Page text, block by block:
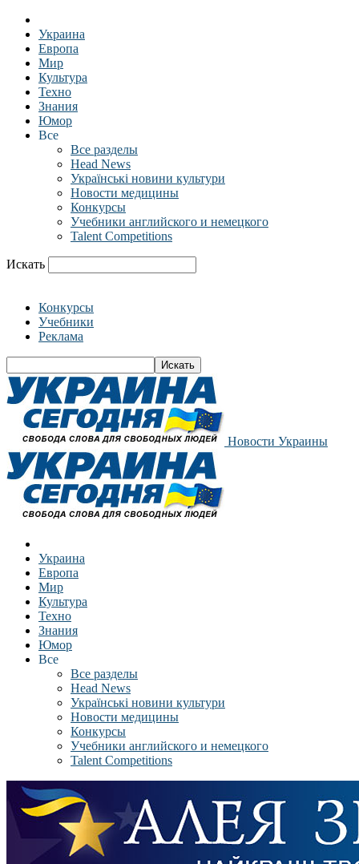
Украина
Европа
Мир
Культура
Техно
Знания
Юмор
Все
Все разделы
Head News
Українські новини культури
Новости медицины
Конкурсы
Учебники английского и немецкого
Talent Competitions
Искать
Конкурсы
Учебники
Реклама
Новости Украины
Украина
Европа
Мир
Культура
Техно
Знания
Юмор
Все
Все разделы
Head News
Українські новини культури
Новости медицины
Конкурсы
Учебники английского и немецкого
Talent Competitions